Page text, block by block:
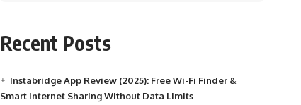
Recent Posts
Instabridge App Review (2025): Free Wi-Fi Finder &
Smart Internet Sharing Without Data Limits